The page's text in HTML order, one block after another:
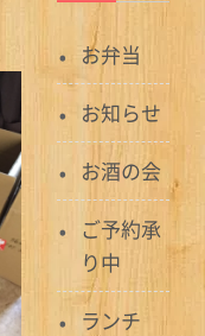
お弁当
お知らせ
お酒の会
ご予約承
り中
ランチ